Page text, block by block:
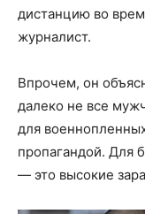
дистанцию во
журналист.
Впрочем, он
далеко не все
для
пропагандой. Для
— это высокие